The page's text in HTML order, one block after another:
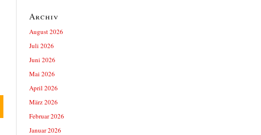
Archiv
August 2026
Juli 2026
Juni 2026
Mai 2026
April 2026
März 2026
Februar 2026
Januar 2026